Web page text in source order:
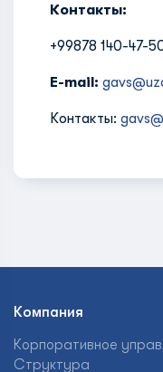
Контакты:
+99878 140-47-
E-mail:
Контакты:
Компания
Корпоративное
Структура